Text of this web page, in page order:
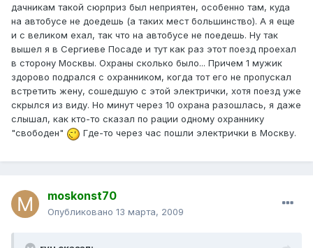
дачникам такой сюрприз был неприятен, особенно там, куда
на автобусе не доедешь (а таких мест большинство). А я еще
и с великом ехал, так что на автобусе не поедешь. Ну так
вышел я в Сергиеве Посаде и тут как раз этот поезд проехал
в сторону Москвы. Охраны сколько было... Причем 1 мужик
здорово подрался с охранником, когда тот его не пропускал
встретить жену, сошедшую с этой электрички, хотя поезд уже
скрылся из виду. Но минут через 10 охрана разошлась, я даже
слышал, как кто-то сказал по рации одному охраннику
"свободен"
Где-то через час пошли электрички в Москву.
moskonst70
Опубликовано 13 марта, 2009